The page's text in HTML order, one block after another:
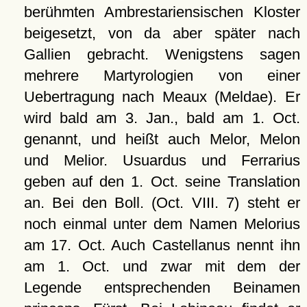
berühmten Ambrestariensischen Kloster
beigesetzt, von da aber später nach
Gallien gebracht. Wenigstens sagen
mehrere Martyrologien von einer
Uebertragung nach Meaux (Meldae). Er
wird bald am 3. Jan., bald am 1. Oct.
genannt, und heißt auch Melor, Melon
und Melior. Usuardus und Ferrarius
geben auf den 1. Oct. seine Translation
an. Bei den Boll. (Oct. VIII. 7) steht er
noch einmal unter dem Namen Melorius
am 17. Oct. Auch Castellanus nennt ihn
am 1. Oct. und zwar mit dem der
Legende entsprechenden Beinamen